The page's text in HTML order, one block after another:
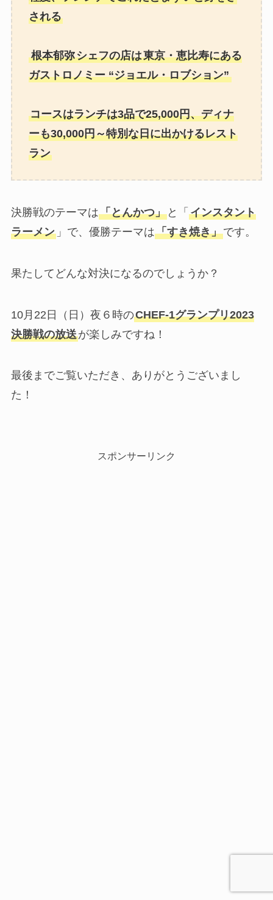
される
根本郁弥シェフの店は東京・恵比寿にある
ガストロノミー “ジョエル・ロブション”
コースはランチは3品で25,000円、ディナ
ーも30,000円～特別な日に出かけるレスト
ラン
決勝戦のテーマは「とんかつ」と「 インスタント
ラーメン」で、優勝テーマは「すき焼き」です。
果たしてどんな対決になるのでしょうか？
10月22日（日）夜６時のCHEF-1グランプリ2023
決勝戦の放送が楽しみですね！
最後までご覧いただき、ありがとうございまし
た！
スポンサーリンク